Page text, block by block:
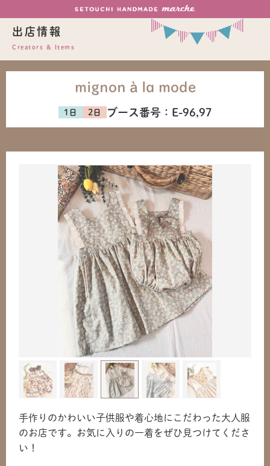
出店情報
Creators & Items
mignon à la mode
ブース番号： E-96,97
手作りのかわいい子供服や着心地にこだわった大人服
のお店です。お気に入りの一着をぜひ見つけてくださ
い！